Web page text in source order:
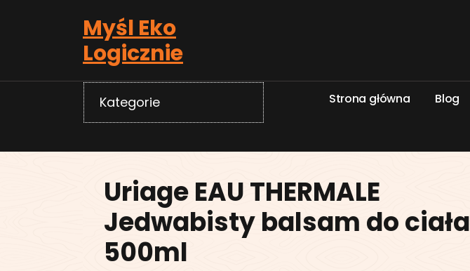
Myśl Eko
Logicznie
Kategorie Strona główna Blog
Uriage EAU THERMALE
Jedwabisty balsam do ciała
500ml